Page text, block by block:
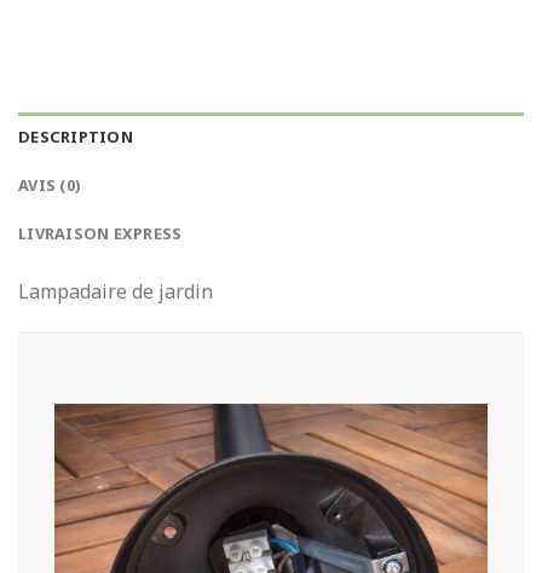
DESCRIPTION
AVIS (0)
LIVRAISON EXPRESS
Lampadaire de jardin